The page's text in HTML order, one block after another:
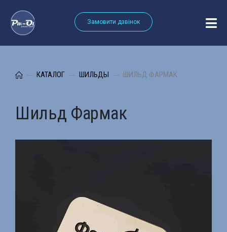
Замовити дзвінок
КАТАЛОГ ШИЛЬДЫ ШИЛЬД ФАРМАК
Шильд Фармак